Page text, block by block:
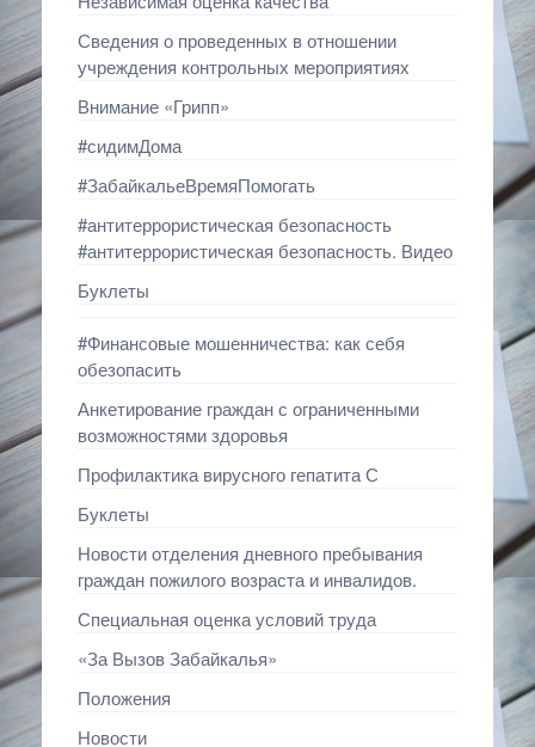
Сведения о проведенных в отношении
учреждения контрольных мероприятиях
Внимание «Грипп»
#сидимДома
#ЗабайкальеВремяПомогать
#антитеррористическая безопасность
#антитеррористическая безопасность. Видео
Буклеты
#Финансовые мошенничества: как себя
обезопасить
Анкетирование граждан с ограниченными
возможностями здоровья
Профилактика вирусного гепатита С
Буклеты
Новости отделения дневного пребывания
граждан пожилого возраста и инвалидов.
Специальная оценка условий труда
«За Вызов Забайкалья»
Положения
Новости